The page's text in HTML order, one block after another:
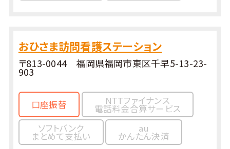
おひさま訪問看護ステーション
〒813-0044 福岡県福岡市東区千早5-13-23-
903
口座振替 NTTファイナンス
電話料金合算サービス
ソフトバンク
まとめて支払い
au
かんたん決済